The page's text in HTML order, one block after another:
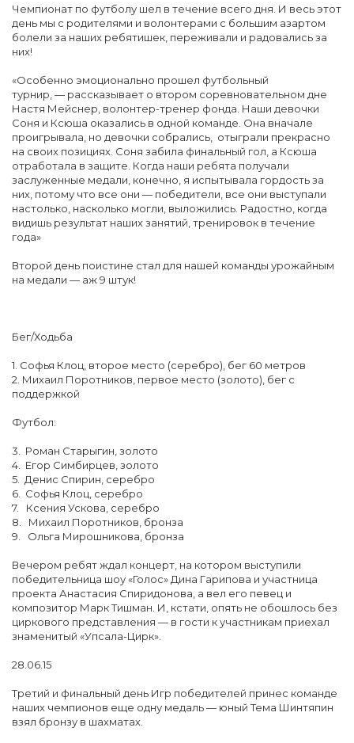
Чемпионат по футболу шел в течение всего дня. И весь этот
день мы с родителями и волонтерами с большим азартом
болели за наших ребятишек, переживали и радовались за
них!
«Особенно эмоционально прошел футбольный
турнир, — рассказывает о втором соревновательном дне
Настя Мейснер, волонтер-тренер фонда. Наши девочки
Соня и Ксюша оказались в одной команде. Она вначале
проигрывала, но девочки собрались, отыграли прекрасно
на своих позициях. Соня забила финальный гол, а Ксюша
отработала в защите. Когда наши ребята получали
заслуженные медали, конечно, я испытывала гордость за
них, потому что все они — победители, все они выступали
настолько, насколько могли, выложились. Радостно, когда
видишь результат наших занятий, тренировок в течение
года»
Второй день поистине стал для нашей команды урожайным
на медали — аж 9 штук!
Бег/Ходьба
1. Софья Клоц, второе место (серебро), бег 60 метров
2. Михаил Поротников, первое место (золото), бег с
поддержкой
Футбол:
3. Роман Старыгин, золото
4. Егор Симбирцев, золото
5. Денис Спирин, серебро
6. Софья Клоц, серебро
7. Ксения Ускова, серебро
8. Михаил Поротников, бронза
9. Ольга Мирошникова, бронза
Вечером ребят ждал концерт, на котором выступили
победительница шоу «Голос» Дина Гарипова и участница
проекта Анастасия Спиридонова, а вел его певец и
композитор Марк Тишман. И, кстати, опять не обошлось без
циркового представления — в гости к участникам приехал
знаменитый «Упсала-Цирк».
28.06.15
Третий и финальный день Игр победителей принес команде
наших чемпионов еще одну медаль — юный Тема Шинтяпин
взял бронзу в шахматах.